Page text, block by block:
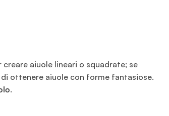
aiuole lineari o squadrate; se
ottenere aiuole con forme fantasiose.
.